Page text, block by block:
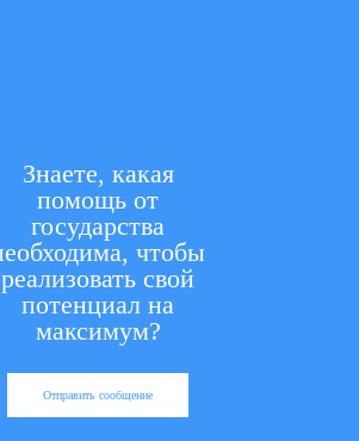
Знаете, какая
помощь от
государства
чтобы
реализовать свой
потенциал на
максимум?
Отправить сообщение